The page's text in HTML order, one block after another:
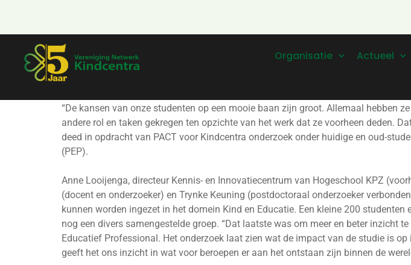
Organisatie Actueel
“De kansen van onze studenten op een mooie baan zijn groot. Allemaal hebben
andere rol en taken gekregen ten opzichte van het werk dat ze voorheen deden.
deed in opdracht van PACT voor Kindcentra onderzoek onder huidige en oud-
(PEP).
Anne Looijenga, directeur Kennis- en Innovatiecentrum van Hogeschool KPZ
(docent en onderzoeker) en Trynke Keuning (postdoctoraal onderzoeker
kunnen worden ingezet in het domein Kind en Educatie. Een kleine 200
nog een divers samengestelde groep. “Dat laatste was om meer en beter inzicht
Educatief Professional. Het onderzoek laat zien wat de impact van de studie is
geeft het ons inzicht in wat voor beroepen er aan het ontstaan zijn binnen de